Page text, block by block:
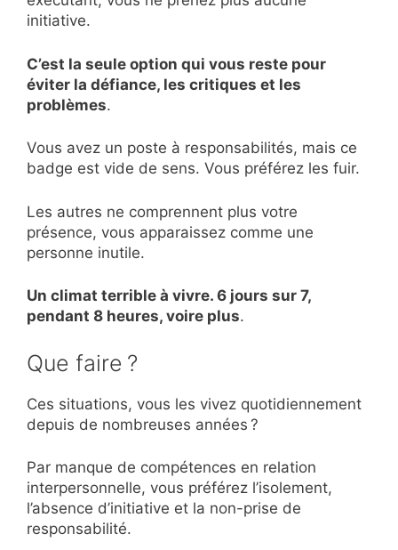
initiative.
C’est la seule option qui vous reste pour
éviter la défiance, les critiques et les
problèmes.
Vous avez un poste à responsabilités, mais ce
badge est vide de sens. Vous préférez les fuir.
Les autres ne comprennent plus votre
présence, vous apparaissez comme une
personne inutile.
Un climat terrible à vivre. 6 jours sur 7,
pendant 8 heures, voire plus.
Que faire ?
Ces situations, vous les vivez quotidiennement
depuis de nombreuses années ?
Par manque de compétences en relation
interpersonnelle, vous préférez l’isolement,
l’absence d’initiative et la non-prise de
responsabilité.